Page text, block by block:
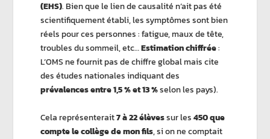
(EHS). Bien que le lien de causalité n’ait pas été
scientifiquement établi, les symptômes sont bien
réels pour ces personnes : fatigue, maux de tête,
troubles du sommeil, etc…Estimation chiffrée:
L’OMS ne fournit pas de chiffre global mais cite
des études nationales indiquant des
prévalences entre 1,5 % et 13 %selon les pays).
Cela représenterait7 à 22 élèvessur les450 que
compte le collège de mon fils,si on ne comptait